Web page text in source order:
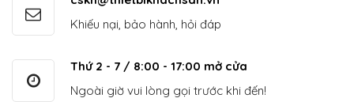
Khiếu nại, bảo hành, hỏi đáp
Thứ 2 - 7 / 8:00 - 17:00 mở cửa
Ngoài giờ vui lòng gọi trước khi đến!